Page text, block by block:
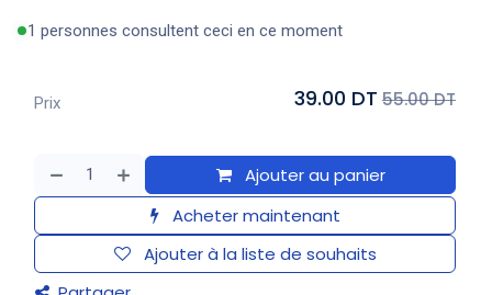
1 personnes consultent ceci en ce moment
Ajouter au panier
Acheter maintenant
Ajouter à la liste de souhaits
Prix 39.00 DT 55.00 DT